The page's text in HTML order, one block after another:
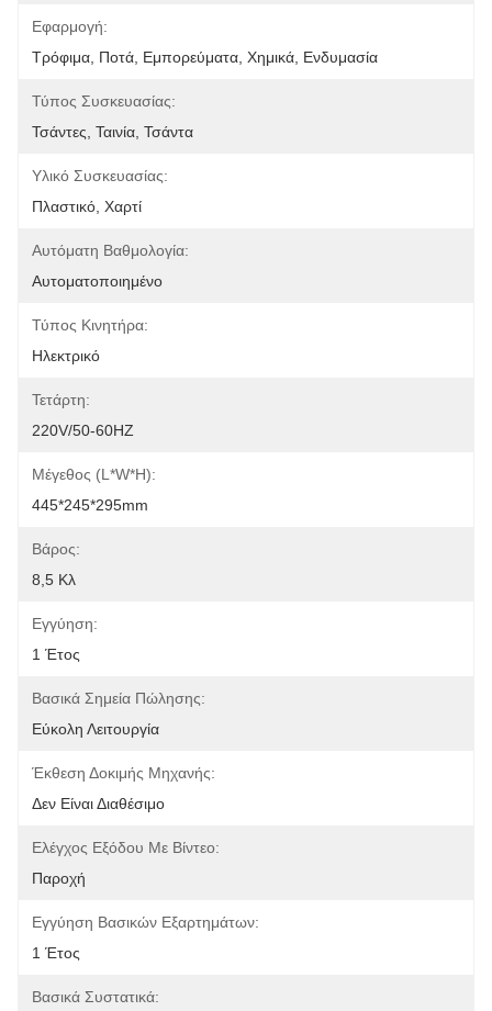
Εφαρμογή:
Τρόφιμα, Ποτά, Εμπορεύματα, Χημικά, Ενδυμασία
Τύπος Συσκευασίας:
Τσάντες, Ταινία, Τσάντα
Υλικό Συσκευασίας:
Πλαστικό, Χαρτί
Αυτόματη Βαθμολογία:
Αυτοματοποιημένο
Τύπος Κινητήρα:
Ηλεκτρικό
Τετάρτη:
220V/50-60HZ
Μέγεθος (L*W*H):
445*245*295mm
Βάρος:
8,5 Κλ
Εγγύηση:
1 Έτος
Βασικά Σημεία Πώλησης:
Εύκολη Λειτουργία
Έκθεση Δοκιμής Μηχανής:
Δεν Είναι Διαθέσιμο
Ελέγχος Εξόδου Με Βίντεο:
Παροχή
Εγγύηση Βασικών Εξαρτημάτων:
1 Έτος
Βασικά Συστατικά: